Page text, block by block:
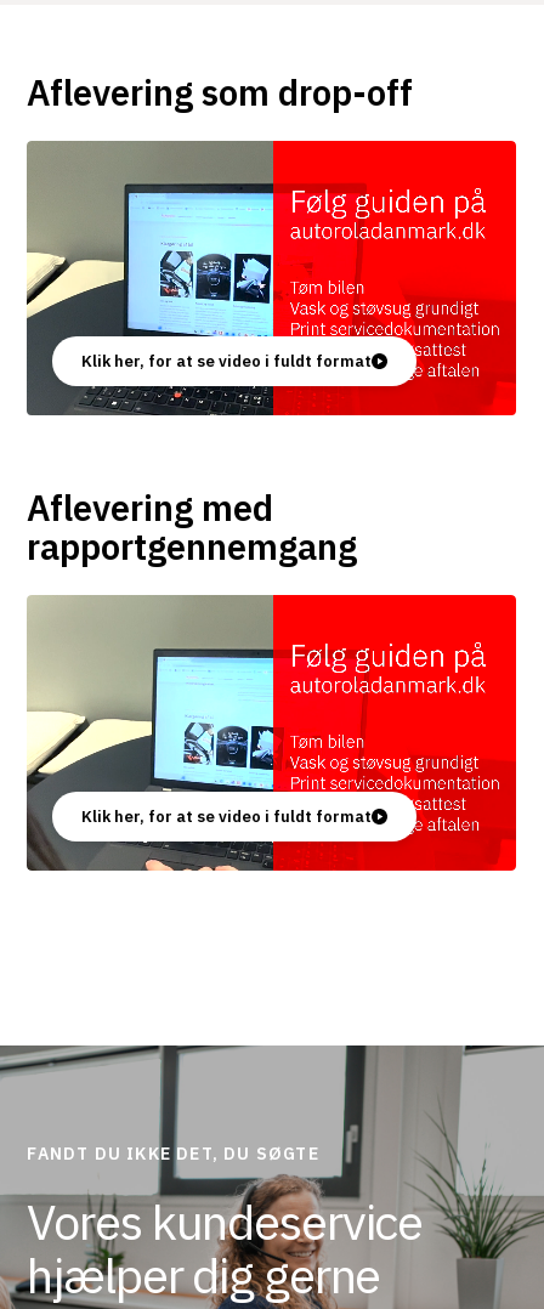
Aflevering som drop-off
Klik her, for at se video i fuldt format
Aflevering med
rapportgennemgang
Klik her, for at se video i fuldt format
FANDT DU IKKE DET, DU SØGTE
Vores kundeservice
hjælper dig gerne